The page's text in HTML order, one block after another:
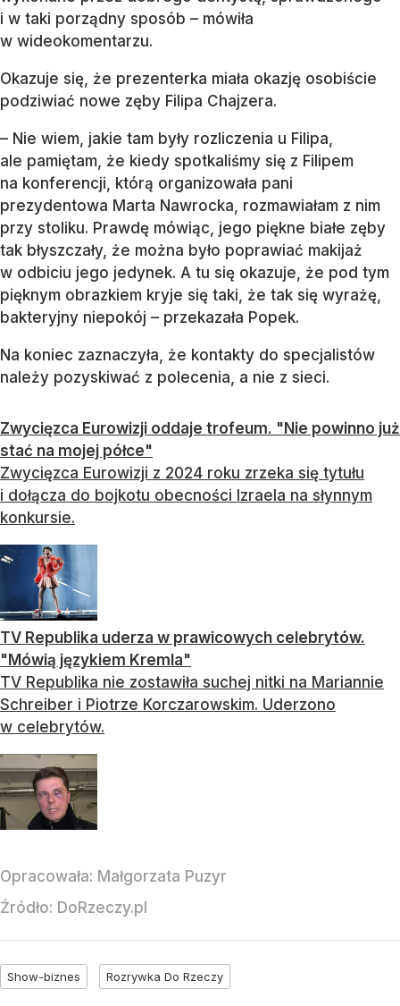
i w taki porządny sposób – mówiła
w wideokomentarzu.
Okazuje się, że prezenterka miała okazję osobiście
podziwiać nowe zęby Filipa Chajzera.
– Nie wiem, jakie tam były rozliczenia u Filipa,
ale pamiętam, że kiedy spotkaliśmy się z Filipem
na konferencji, którą organizowała pani
prezydentowa Marta Nawrocka, rozmawiałam z nim
przy stoliku. Prawdę mówiąc, jego piękne białe zęby
tak błyszczały, że można było poprawiać makijaż
w odbiciu jego jedynek. A tu się okazuje, że pod tym
pięknym obrazkiem kryje się taki, że tak się wyrażę,
bakteryjny niepokój – przekazała Popek.
Na koniec zaznaczyła, że kontakty do specjalistów
należy pozyskiwać z polecenia, a nie z sieci.
Zwycięzca Eurowizji oddaje trofeum. "Nie powinno już
stać na mojej półce"
Zwycięzca Eurowizji z 2024 roku zrzeka się tytułu
i dołącza do bojkotu obecności Izraela na słynnym
konkursie.
TV Republika uderza w prawicowych celebrytów.
"Mówią językiem Kremla"
TV Republika nie zostawiła suchej nitki na Mariannie
Schreiber i Piotrze Korczarowskim. Uderzono
w celebrytów.
Opracowała: Małgorzata Puzyr
Źródło: DoRzeczy.pl
Show-biznes Rozrywka Do Rzeczy